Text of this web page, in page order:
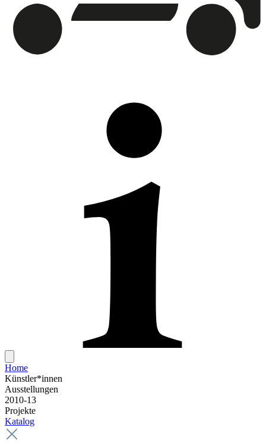
Home
Künstler*innen
Ausstellungen
2010-13
Projekte
Katalog